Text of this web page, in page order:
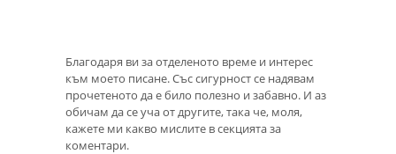
Благодаря ви за отделеното време и интерес
към моето писане. Със сигурност се надявам
прочетеното да е било полезно и забавно. И аз
обичам да се уча от другите, така че, моля,
кажете ми какво мислите в секцията за
коментари.